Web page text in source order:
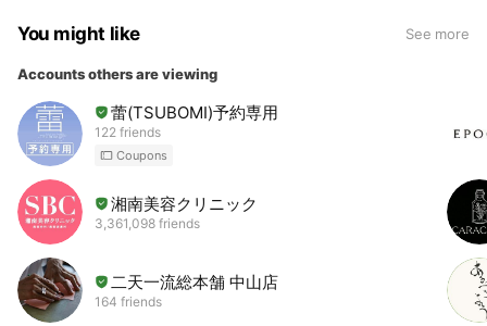
You might like See more
Accounts others are viewing
蕾(TSUBOMI)予約専用
122 friends
Coupons
湘南美容クリニック
3,361,098 friends
二天一流総本舗 中山店
164 friends